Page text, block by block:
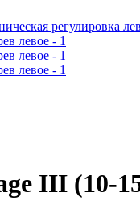
регулировка
III (10-